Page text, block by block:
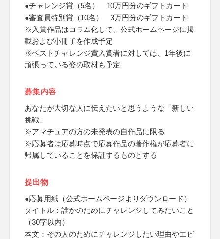
●チャレンジ賞（5名） 10万円分のギフトカード
●審査員特別賞（10名） 3万円分のギフトカード
※入賞作品はコラム化して、公式ホームページに掲
載および小冊子を作成予定
※ベストチャレンジ賞入賞者に対しては、1年後に
頑張っている姿の取材も予定
募集内容
あなたが大切な人に伝えたいと思うような「新しい
挑戦」
※アマチュアの方の未発表の自作品に限る
※応募者は応募時点で応募作品の著作権が応募者に
帰属していることを保証するものとする
提出物
●応募用紙（公式ホームページよりダウンロード）
タイトル：誰かのためにチャレンジしてみたいこと
（30字以内）
本文：その人のためにチャレンジしたい理由やエピ